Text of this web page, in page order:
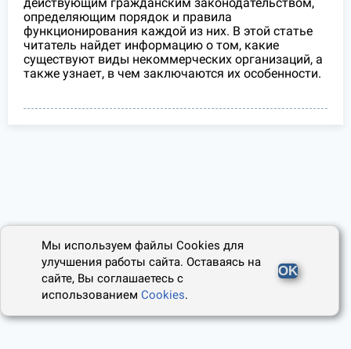
определяющим порядок и правила
функционирования каждой из них. В этой статье
читатель найдет информацию о том, какие
существуют виды некоммерческих организаций, а
также узнает, в чем заключаются их особенности.
Мы используем файлы Cookies для
улучшения работы сайта. Оставаясь на
сайте, Вы соглашаетесь с
использованиемCookies.
OK